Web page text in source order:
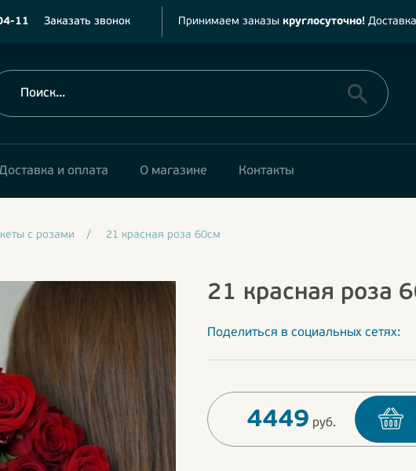
11 Заказать звонок Принимаем заказы круглосуточно!
и оплата О магазине Контакты
с розами / 21 красная роза 60см
21 красная роза
Поделиться в социальных сетях:
4449 руб.